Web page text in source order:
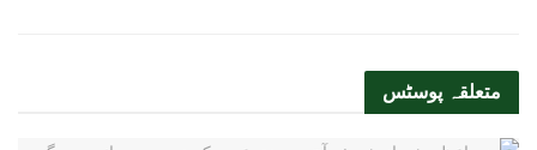
متعلقہ پوسٹس